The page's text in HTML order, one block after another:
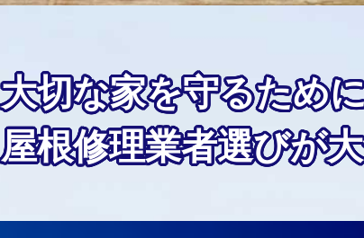
大切な家を守るため
屋根修理業者選びが大